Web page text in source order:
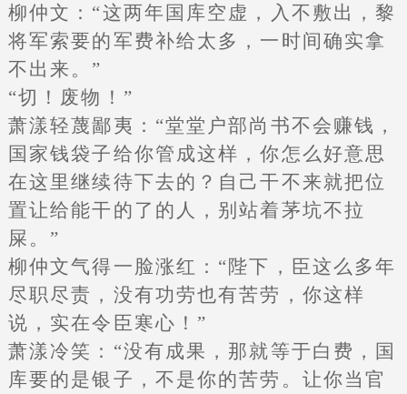
柳仲文：“这两年国库空虚，入不敷出，黎
将军索要的军费补给太多，一时间确实拿
不出来。”
“切！废物！”
萧漾轻蔑鄙夷：“堂堂户部尚书不会赚钱，
国家钱袋子给你管成这样，你怎么好意思
在这里继续待下去的？自己干不来就把位
置让给能干的了的人，别站着茅坑不拉
屎。”
柳仲文气得一脸涨红：“陛下，臣这么多年
尽职尽责，没有功劳也有苦劳，你这样
说，实在令臣寒心！”
萧漾冷笑：“没有成果，那就等于白费，国
库要的是银子，不是你的苦劳。让你当官